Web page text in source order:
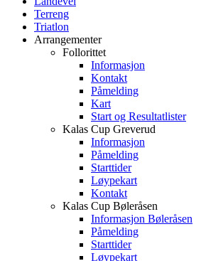
Terreng
Triatlon
Arrangementer
Follorittet
Informasjon
Kontakt
Påmelding
Kart
Start og Resultatlister
Kalas Cup Greverud
Informasjon
Påmelding
Starttider
Løypekart
Kontakt
Kalas Cup Bøleråsen
Informasjon Bøleråsen
Påmelding
Starttider
Løypekart